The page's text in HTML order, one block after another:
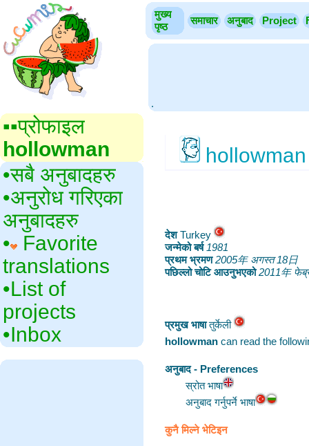
मुख्य
पृष्ठ
समाचार अनुबाद Project
.
▪▪‎प्रोफाइल
hollowman
•‎सबै अनुबादहरु
•‎अनुरोध गरिएका
अनुबादहरु
•‎
Favorite
translations
•‎List of
projects
•‎Inbox
hollowman
देश‎Turkey
जन्मेको बर्ष‎ 1981
प्रथम भ्रमण‎2005年 अगस्त 18日
पछिल्लो चोटि आउनुभएको‎2011年
प्रमुख भाषा‎तुर्केली
hollowman can read the
अनुबाद - Preferences
स्रोत भाषा
अनुबाद गर्नुपर्ने भाषा
कुनै मिल्ने भेटिइन